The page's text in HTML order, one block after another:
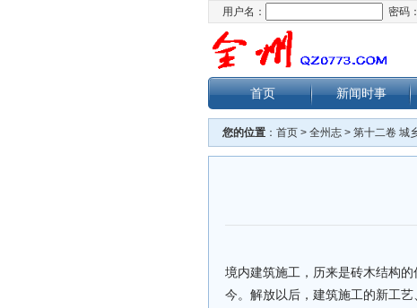
用户名： 密码：
首页 新闻时事
您的位置 ： 首页 > 全州志 > 第十二卷 城
境内建筑施工，历来是砖木结构
今。解放以后，建筑施工的新工